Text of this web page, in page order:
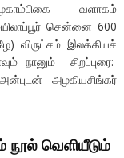
வளாகம்
சென்னை 600
விருட்சம் இலக்கியச்
நானும் சிறப்புரை:
அழகியசிங்கர்
நூல் வெளியீடும்